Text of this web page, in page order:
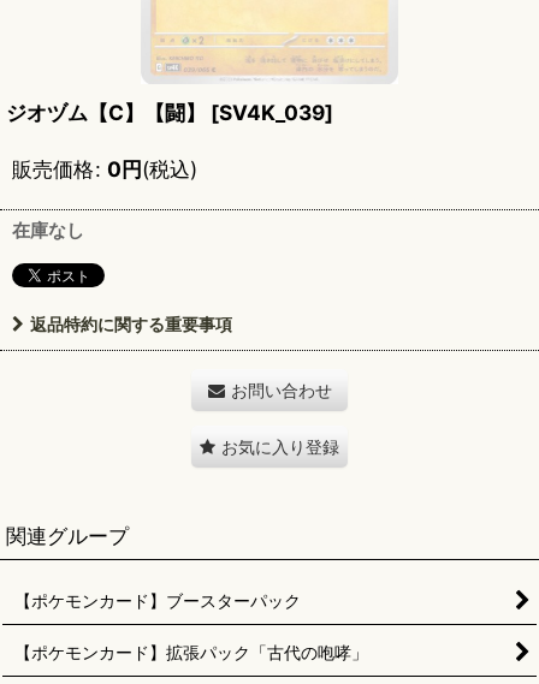
ジオヅム【C】【闘】 [SV4K_039]
販売価格: 0円(税込)
在庫なし
返品特約に関する重要事項
お問い合わせ
お気に入り登録
関連グループ
【ポケモンカード】ブースターパック
【ポケモンカード】拡張パック「古代の咆哮」